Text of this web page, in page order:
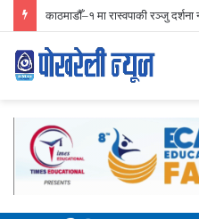
निर्वाचन प्रारम्भिक मतगणना ४२